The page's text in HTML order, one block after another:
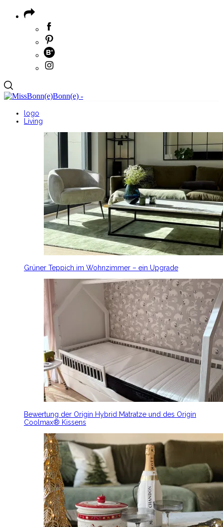
logo
Living
Grüner Teppich im Wohnzimmer – ein Upgrade
Bewertung der Origin Hybrid Matratze und des Origin
Coolmax® Kissens